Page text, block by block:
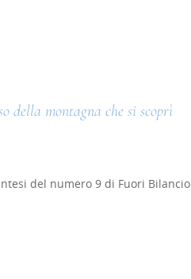
della montagna che si scoprì
del numero 9 di Fuori Bilancio